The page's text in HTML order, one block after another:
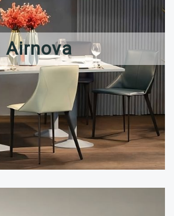
Airnova